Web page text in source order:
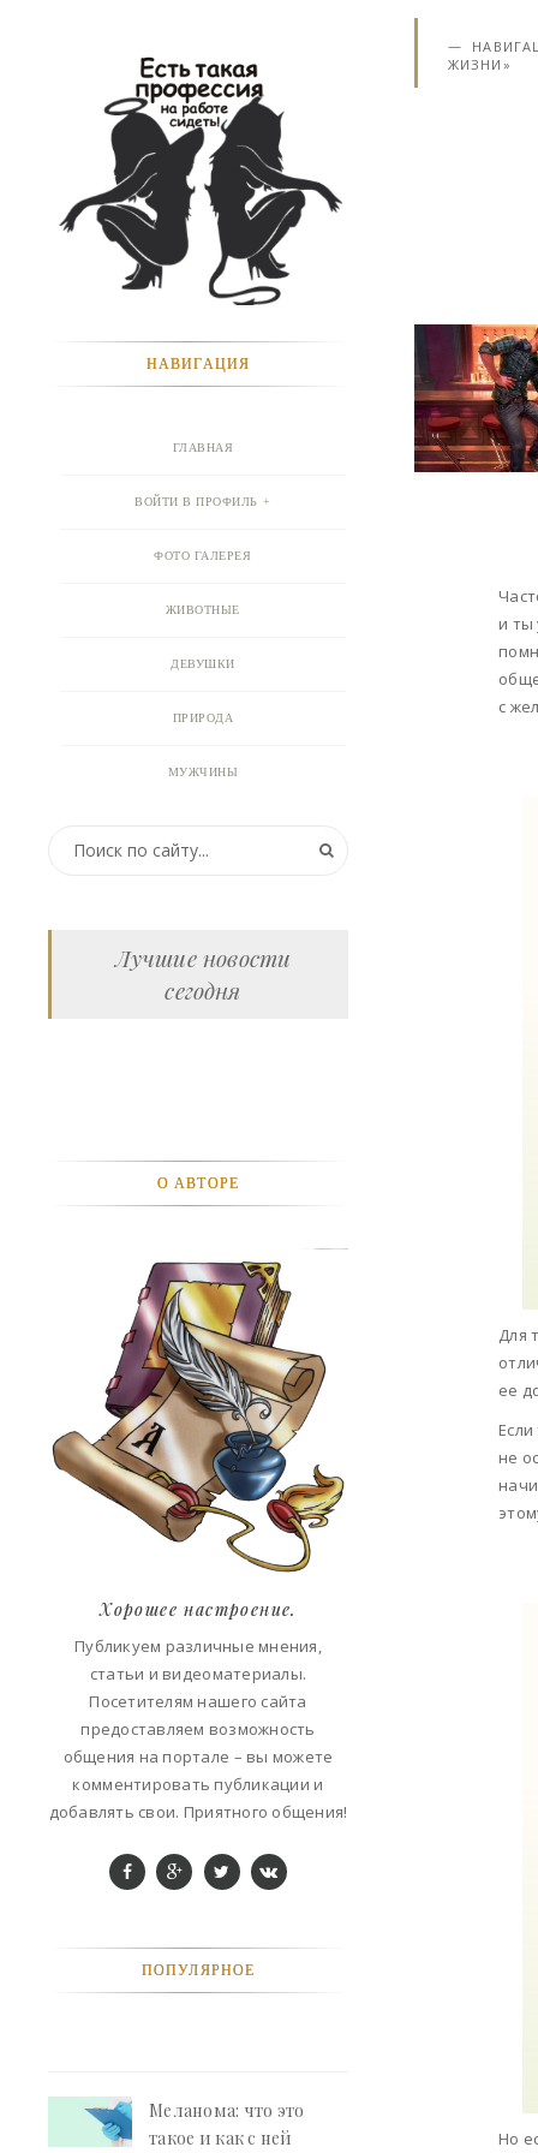
ЖИЗНИ»
и ты
с
Для
ее
не
Но
НАВИГАЦИЯ
ГЛАВНАЯ
ВОЙТИ В ПРОФИЛЬ
ФОТО ГАЛЕРЕЯ
ЖИВОТНЫЕ
ДЕВУШКИ
ПРИРОДА
МУЖЧИНЫ
ОТКРЫТКИ
ЛЮДИ
ПОДРОСТКИ
ГОРОДА
ЭКСПЕРЕМЕНТЫ
ЖИЛЬЕ
ЗВЕЗДЫ
Лучшие новости
сегодня
О АВТОРЕ
Хорошее настроение.
Публикуем различные мнения,
статьи и видеоматериалы.
Посетителям нашего сайта
предоставляем возможность
общения на портале – вы можете
комментировать публикации и
добавлять свои. Приятного общения!
ПОПУЛЯРНОЕ
Меланома: что это
такое и как с ней